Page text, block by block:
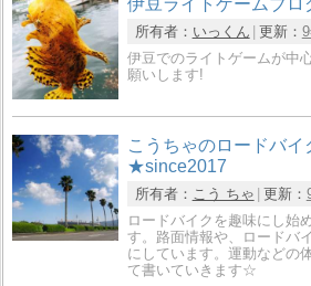
所有者： いっくん 更新：
伊豆でのライトゲームが中
願いします!
こうちゃのロードバイ
★since2017
所有者： こう ちゃ 更新：
ロードバイクを趣味にし始
す。路面情報や、ロードバ
にしています。運動などの
て書いていきます☆